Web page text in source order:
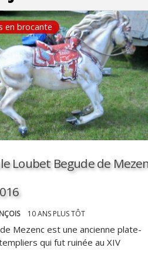
en brocante
Loubet Begude de
10 ANS PLUS TÔT
Mezenc est une ancienne plate-
qui fut ruinée au XIV